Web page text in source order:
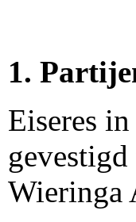
1.
Eiseres
Wieringa